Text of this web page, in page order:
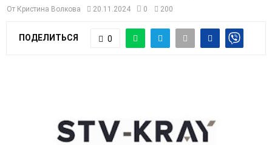
R
Y
От Кристина Волкова 20.11.2024 0 200
ПОДЕЛИТЬСЯ 0